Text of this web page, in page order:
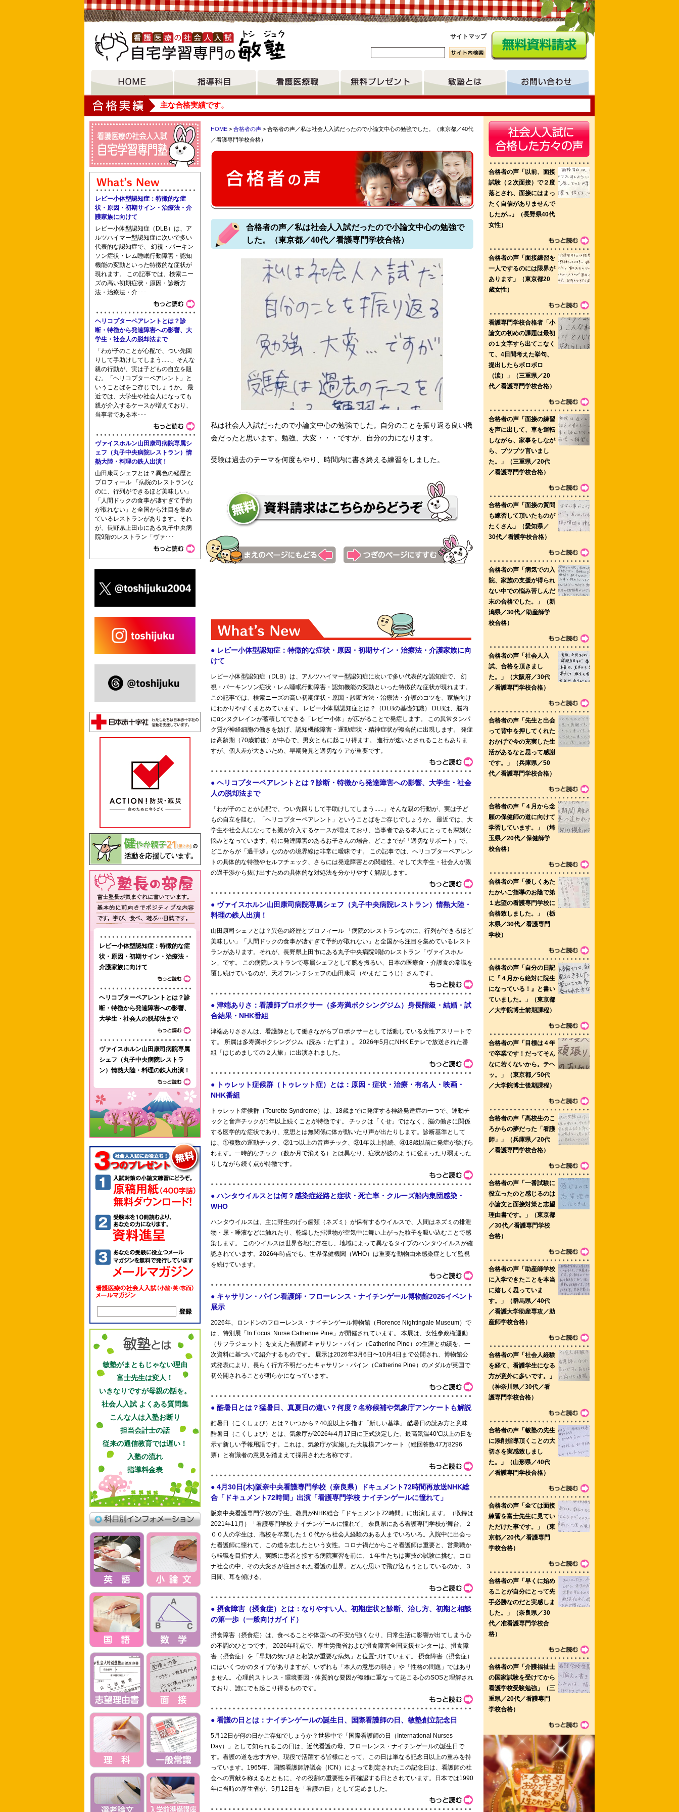
サイトマップ
大垣女子短期大学 主な合格実績です。
イムス横浜国際看護専門学校 公立岩瀬病院附属高等看護学院 あびこ助産師専門学校 聖マリアンナ看護専門学校 比企准看護学校
日本医科大学看護専門学校 北九州小倉看護専門学校准看護師科 姫路医療センター附属看護専門学校 尼崎健康医療看護専門学校 大村看護高等
専修学校
杏林大学医学部附属看護専門学校 東京都立青梅看護専門学校 兵庫県立柏原看護専門学校 積善会看護専門学校 岡山医療センター附属岡山看護
助産学校助産学科
長崎市医師会看護専門学校助産学科 愛知県立総合看護専門学校 横須賀市立看護専門学校 母子保健研修センター助産師学校 県立愛知看護専門
学校
県立広島大学 宮城大学 厚生労働省医政局看護科看護研修研究センター看護教員養成課程看護師養成所教員専攻 神戸看護専門学校 東京医科大
学霞ヶ浦看護専門学校
HOME > 合格者の声 > 合格者の声／私は社会人入試だったので小論文中心の勉強でした。（東京都／40代
／看護専門学校合格）
合格者の声／私は社会人入試だったので小論文中心の勉強で
した。（東京都／40代／看護専門学校合格）
私は社会人入試だったので小論文中心の勉強でした。自分のことを振り返る良い機
会だったと思います。勉強、大変・・・ですが、自分の力になります。
受験は過去のテーマを何度もやり、時間内に書き終える練習をしました。
レビー小体型認知症：特徴的な症
状・原因・初期サイン・治療法・介
護家族に向けて
レビー小体型認知症（DLB）は、ア
ルツハイマー型認知症に次いで多い
代表的な認知症で、 幻視・パーキン
ソン症状・レム睡眠行動障害・認知
機能の変動といった特徴的な症状が
現れます。 この記事では、検索ニー
ズの高い初期症状・原因・診断方
法・治療法・介･･･
ヘリコプターペアレントとは？診
断・特徴から発達障害への影響、大
学生・社会人の脱却法まで
「わが子のことが心配で、つい先回
りして手助けしてしまう......」そんな
親の行動が、実は子どもの自立を阻
む。「ヘリコプターペアレント」と
いうことばをご存じでしょうか。 最
近では、大学生や社会人になっても
親が介入するケースが増えており、
当事者である本･･･
ヴァイスホルン山田康司病院専属シ
ェフ（丸子中央病院レストラン）情
熱大陸・料理の鉄人出演！
山田康司シェフとは？異色の経歴と
プロフィール 「病院のレストランな
のに、行列ができるほど美味しい」
「人間ドックの食事が凄すぎて予約
が取れない」と全国から注目を集め
ているレストランがあります。それ
が、長野県上田市にある丸子中央病
院9階のレストラン「ヴァ･･･
レビー小体型認知症：特徴的な症
状・原因・初期サイン・治療法・
介護家族に向けて
ヘリコプターペアレントとは？診
断・特徴から発達障害への影響、
大学生・社会人の脱却法まで
ヴァイスホルン山田康司病院専属
シェフ（丸子中央病院レストラ
ン）情熱大陸・料理の鉄人出演！
敏塾がまともじゃない理由
富士先生は変人！
いきなりですが母親の話を。
社会人入試 よくある質問集
こんな人は入塾お断り
担当会計士の話
従来の通信教育では遅い！
入塾の流れ
指導料金表